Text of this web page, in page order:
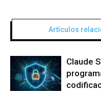
Artículos
Claude